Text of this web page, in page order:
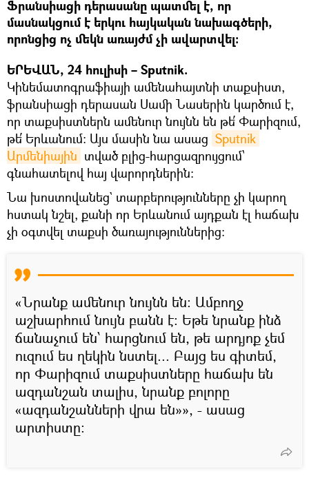
Ֆրանսիացի դերասանը պատմել է, որ
մասնակցում է երկու հայկական նախագծերի,
որոնցից ոչ մեկն առայժմ չի ավարտվել:
ԵՐԵՎԱՆ, 24 հուլիսի – Sputnik.
Կինեմատոգրաֆիայի ամենահայտնի տաքսիստ,
ֆրանսիացի դերասան Սամի Նասերին կարծում է,
որ տաքսիստներն ամենուր նույնն են թե՛ Փարիզում,
թե՛ Երևանում: Այս մասին նա ասաց Sputnik
Արմենիային տված բլից-հարցազրույցում՝
գնահատելով հայ վարորդներին։
Նա խոստովանեց` տարբերությունները չի կարող
հստակ նշել, քանի որ Երևանում այդքան էլ հաճախ
չի օգտվել տաքսի ծառայություններից։
«Նրանք ամենուր նույնն են։ Ամբողջ
աշխարհում նույն բանն է: Եթե նրանք ինձ
ճանաչում են՝ հարցնում են, թե արդյոք չեմ
ուզում ես ղեկին նստել... Բայց ես գիտեմ,
որ Փարիզում տաքսիստները հաճախ են
ազդանշան տալիս, նրանք բոլորը
«ազդանշանների վրա են»», - ասաց
արտիստը։